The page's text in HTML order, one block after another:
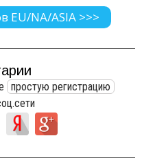
EU/NA/ASIA >>>
простую регистрацию